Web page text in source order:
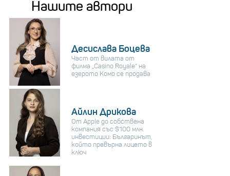
Нашите автори
Десислава Боцева
Част от вилата от
филма „Casino Royale“ на
езерото Комо се продава
Айлин Дрикова
От Apple до собствена
компания със $100 млн.
инвестиции: Българинът,
който превърна лицето в
ключ